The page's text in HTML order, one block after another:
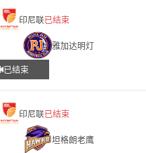
印尼联已结束
雅加达明灯
已结束
印尼联已结束
坦格朗老鹰